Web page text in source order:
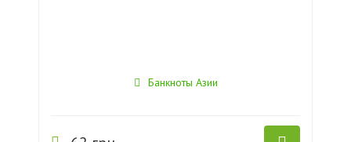
Банкноты Азии